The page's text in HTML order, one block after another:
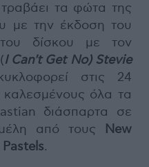
τα φώτα της
με την έκδοση του
δίσκου με τον
I Can't Get No) Stevie
στις 24
όλα τα
διάσπαρτα σε
από τους New
Pastels.